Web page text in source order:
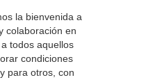
la bienvenida a
colaboración en
todos aquellos
condiciones
para otros, con